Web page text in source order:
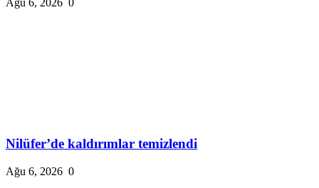
Nilüfer’de kaldırımlar temizlendi
Ağu 6, 2026 0